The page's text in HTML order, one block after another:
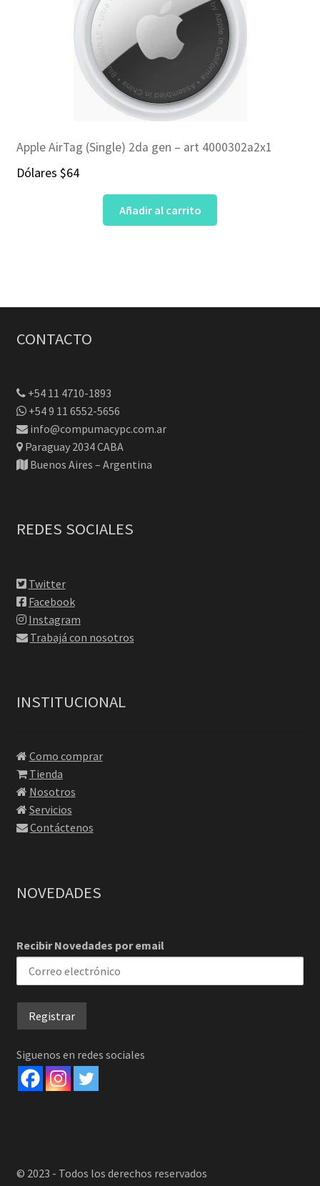
Apple AirTag (Single) 2da gen – art 4000302a2x1
Dólares $64
Añadir al carrito
CONTACTO
+54 11 4710-1893
+54 9 11 6552-5656
info@compumacypc.com.ar
Paraguay 2034 CABA
Buenos Aires – Argentina
REDES SOCIALES
Twitter
Facebook
Instagram
Trabajá con nosotros
INSTITUCIONAL
Como comprar
Tienda
Nosotros
Servicios
Contáctenos
NOVEDADES
Recibir Novedades por email
Siguenos en redes sociales
© 2023 - Todos los derechos reservados